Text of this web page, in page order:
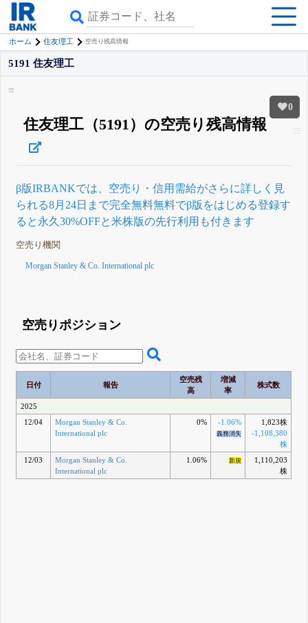
ホーム 住友理工 空売り残高情報
0
5191 住友理工
住友理工（5191）の空売り残高情報
β版IRBANKでは、 空売り・信用需給がさらに詳しく見
られる8月24日まで完全無料無料でβ版をはじめる登録す
ると永久30%OFFと米株版の先行利用も付きます
空売り機関
Morgan Stanley & Co. International plc
空売りポジション
日付 報告
空売残
高
増減
率
株式数
2025
12/04
Morgan Stanley & Co.
International plc
0% -1.06%
義務消失
1,823株
-1,108,380
株
12/03
Morgan Stanley & Co.
International plc
1.06% 新規
1,110,203
株